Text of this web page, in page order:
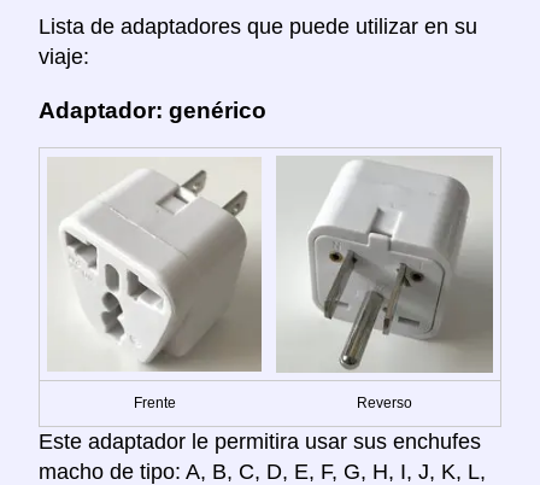
Lista de adaptadores que puede utilizar en su
viaje:
Adaptador: genérico
Frente Reverso
Este adaptador le permitira usar sus enchufes
macho de tipo: A, B, C, D, E, F, G, H, I, J, K, L,